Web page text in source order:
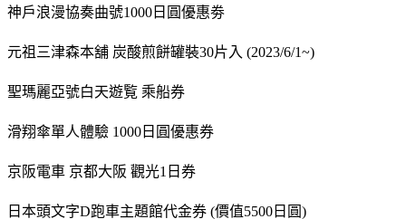
神戶浪漫協奏曲號1000日圓優惠劵
元祖三津森本舖 炭酸煎餅罐裝30片入 (2023/6/1~)
聖瑪麗亞號白天遊覧 乘船券
滑翔傘單人體驗 1000日圓優惠券
京阪電車 京都大阪 觀光1日券
日本頭文字D跑車主題館代金券 (價值5500日圓)